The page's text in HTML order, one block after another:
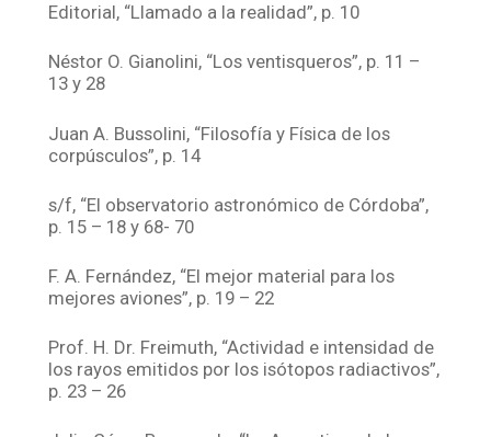
Editorial, “Llamado a la realidad”, p. 10
Néstor O. Gianolini, “Los ventisqueros”, p. 11 –
13 y 28
Juan A. Bussolini, “Filosofía y Física de los
corpúsculos”, p. 14
s/f, “El observatorio astronómico de Córdoba”,
p. 15 – 18 y 68- 70
F. A. Fernández, “El mejor material para los
mejores aviones”, p. 19 – 22
Prof. H. Dr. Freimuth, “Actividad e intensidad de
los rayos emitidos por los isótopos radiactivos”,
p. 23 – 26